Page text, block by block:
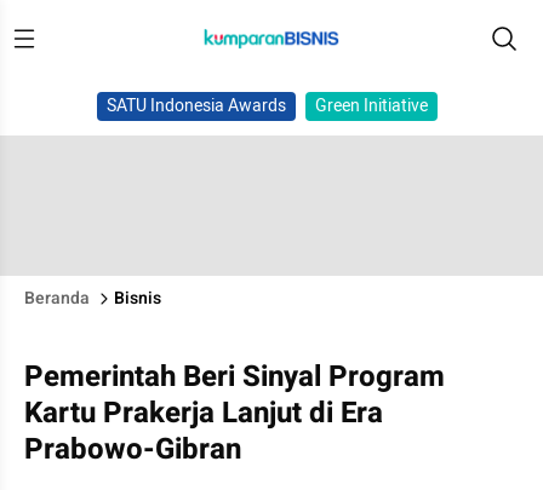
SATU Indonesia Awards Green Initiative
Beranda Bisnis
Pemerintah Beri Sinyal Program
Kartu Prakerja Lanjut di Era
Prabowo-Gibran